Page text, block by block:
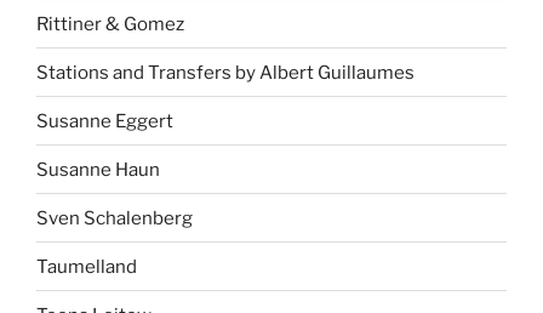
Rittiner & Gomez
Stations and Transfers by Albert Guillaumes
Susanne Eggert
Susanne Haun
Sven Schalenberg
Taumelland